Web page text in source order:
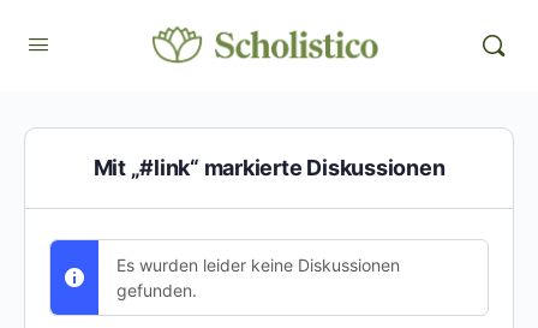
Mit „#link“ markierte Diskussionen
Es wurden leider keine Diskussionen
gefunden.